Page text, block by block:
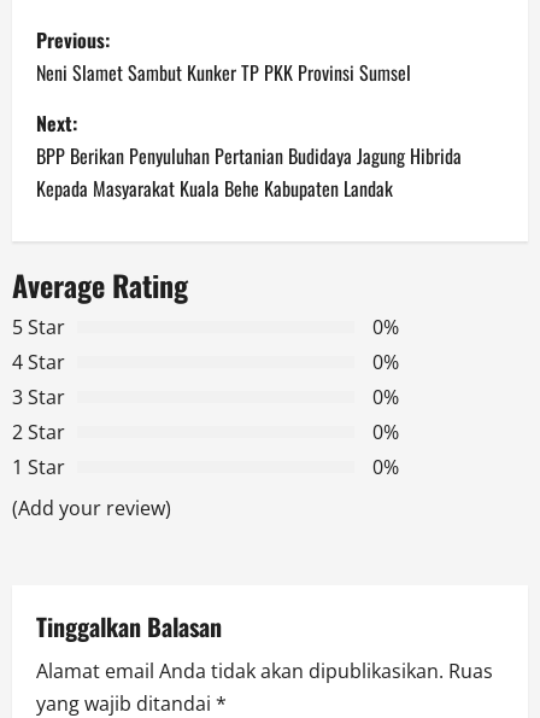
P
o
s
t
n
a
v
i
g
a
o
n
Previous:
Neni Slamet Sambut Kunker TP PKK Provinsi Sumsel
Next:
BPP Berikan Penyuluhan Pertanian Budidaya Jagung Hibrida
Kepada Masyarakat Kuala Behe Kabupaten Landak
Average Rating
5 Star
0%
4 Star
0%
3 Star
0%
2 Star
0%
1 Star
0%
(Add your review)
Tinggalkan Balasan
Alamat email Anda tidak akan dipublikasikan. Ruas
yang wajib ditandai *